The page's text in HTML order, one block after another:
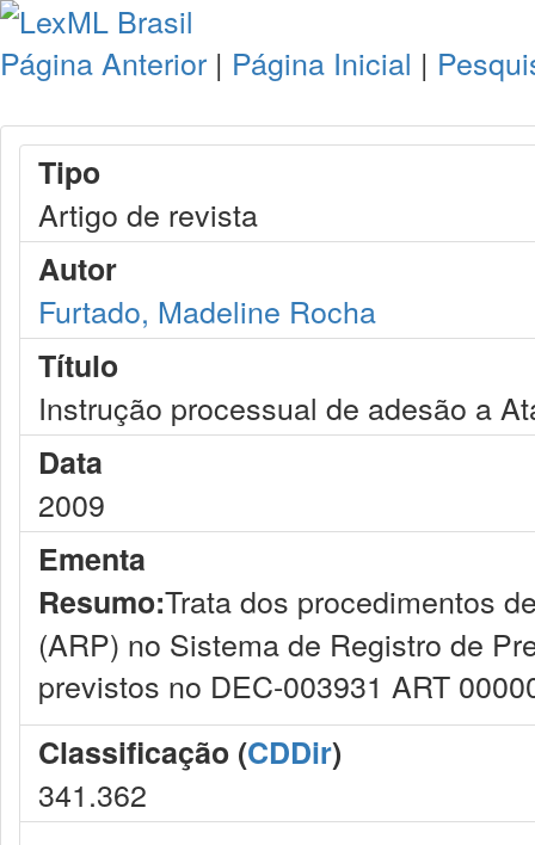
Página Anterior | Página Inicial |
Tipo
Artigo de revista
Autor
Furtado, Madeline Rocha
Título
Instrução processual de adesão a
Data
2009
Ementa
Resumo:Trata dos procedimentos
(ARP) no Sistema de Registro de
previstos no DEC-003931 ART
Classificação (CDDir)
341.362